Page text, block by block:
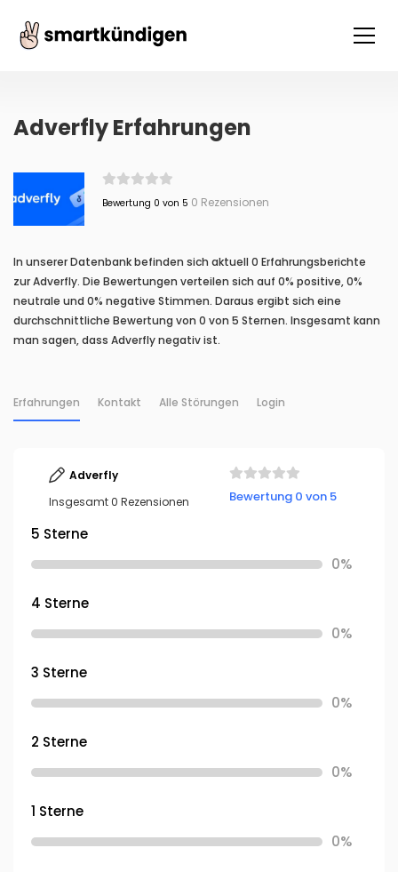
Adverfly Erfahrungen
Bewertung 0 von 5 0 Rezensionen
In unserer Datenbank befinden sich aktuell 0 Erfahrungsberichte
zur Adverfly. Die Bewertungen verteilen sich auf 0% positive, 0%
neutrale und 0% negative Stimmen. Daraus ergibt sich eine
durchschnittliche Bewertung von 0 von 5 Sternen. Insgesamt kann
man sagen, dass Adverfly negativ ist.
Erfahrungen Kontakt Alle Störungen Login
Adverfly
Insgesamt 0 Rezensionen
Bewertung 0 von 5
5 Sterne
0%
4 Sterne
0%
3 Sterne
0%
2 Sterne
0%
1 Sterne
0%